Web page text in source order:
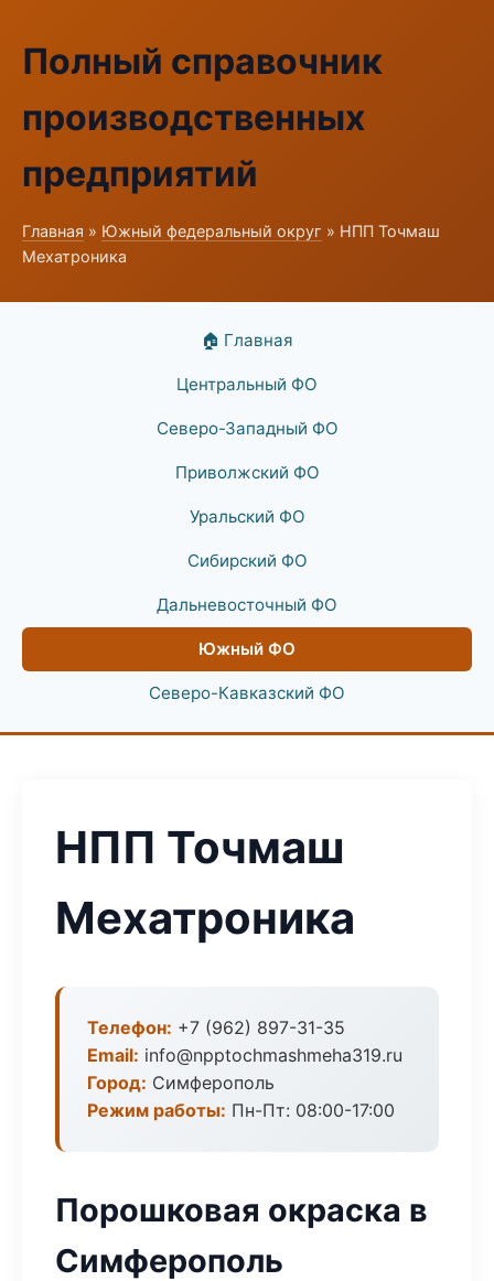
Полный справочник
производственных
предприятий
Главная » Южный федеральный округ » НПП Точмаш
Мехатроника
🏠 Главная
Центральный ФО
Северо-Западный ФО
Приволжский ФО
Уральский ФО
Сибирский ФО
Дальневосточный ФО
Южный ФО
Северо-Кавказский ФО
НПП Точмаш
Мехатроника
Телефон: +7 (962) 897-31-35
Email: info@npptochmashmeha319.ru
Город: Симферополь
Режим работы: Пн-Пт: 08:00-17:00
Порошковая окраска в
Симферополь